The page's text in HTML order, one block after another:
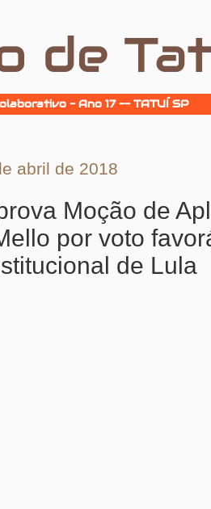
de
- Ano 17 -- TATUÍ SP
abril de 2018
Moção de
por voto
de Lula